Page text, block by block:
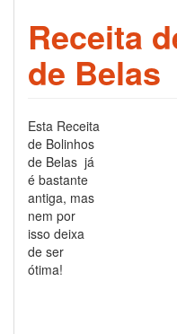
Receita
de Belas
Esta Receita
de Bolinhos
de Belas já
é bastante
antiga, mas
nem por
isso deixa
de ser
ótima!